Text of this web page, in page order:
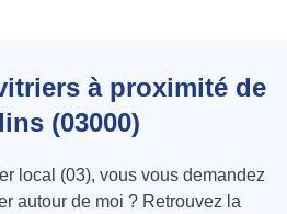
à proximité de
(03000)
local (03), vous vous demandez
autour de moi ? Retrouvez la